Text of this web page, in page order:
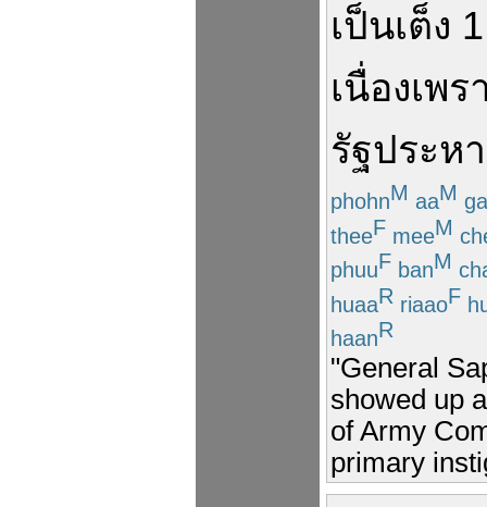
เป็นเต็ง 1
เนื่องเพร
รัฐประห
phohnM aaM
theeF meeM
phuuF banM
huaaR riaaoF
haanR
"General
showed up
of Army
primary